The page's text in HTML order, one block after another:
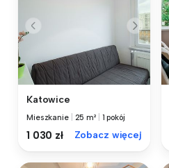
Katowice
Mieszkanie 25 m² 1 pokój
1 030 zł Zobacz więcej